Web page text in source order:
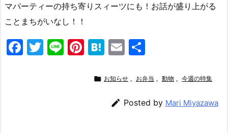
マパーティーの持ち寄りスィーツにも！お話が盛り上がる
ことまちがいなし！！
F
T
Li Pi
er
H
e
a
E
ai
l
 お知らせ , お弁当 , 動物 , 今週の特集
 Posted by Mari Miyazawa